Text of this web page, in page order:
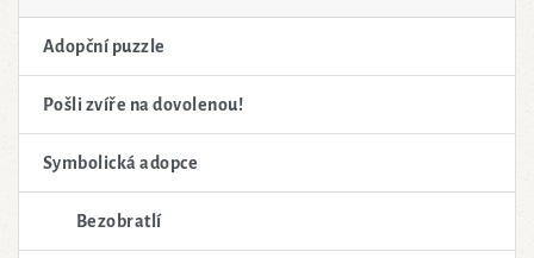
Adopční puzzle
Pošli zvíře na dovolenou!
Symbolická adopce
Bezobratlí